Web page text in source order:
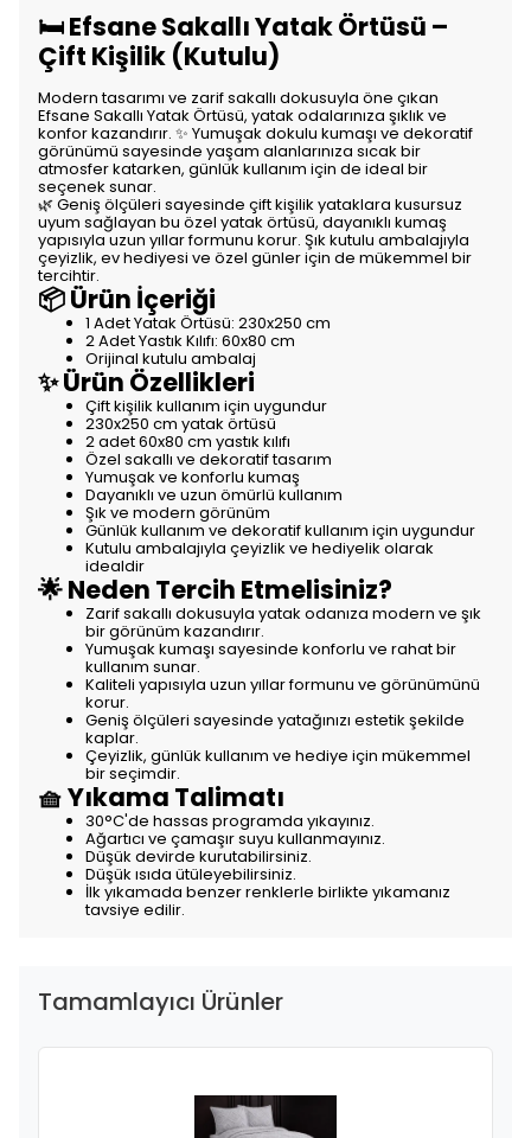
🛏️ Efsane Sakallı Yatak Örtüsü –
Çift Kişilik (Kutulu)
Modern tasarımı ve zarif sakallı dokusuyla öne çıkan
Efsane Sakallı Yatak Örtüsü, yatak odalarınıza şıklık ve
konfor kazandırır. ✨ Yumuşak dokulu kumaşı ve dekoratif
görünümü sayesinde yaşam alanlarınıza sıcak bir
atmosfer katarken, günlük kullanım için de ideal bir
seçenek sunar.
🌿 Geniş ölçüleri sayesinde çift kişilik yataklara kusursuz
uyum sağlayan bu özel yatak örtüsü, dayanıklı kumaş
yapısıyla uzun yıllar formunu korur. Şık kutulu ambalajıyla
çeyizlik, ev hediyesi ve özel günler için de mükemmel bir
tercihtir.
📦 Ürün İçeriği
1 Adet Yatak Örtüsü: 230x250 cm
2 Adet Yastık Kılıfı: 60x80 cm
Orijinal kutulu ambalaj
✨ Ürün Özellikleri
Çift kişilik kullanım için uygundur
230x250 cm yatak örtüsü
2 adet 60x80 cm yastık kılıfı
Özel sakallı ve dekoratif tasarım
Yumuşak ve konforlu kumaş
Dayanıklı ve uzun ömürlü kullanım
Şık ve modern görünüm
Günlük kullanım ve dekoratif kullanım için uygundur
Kutulu ambalajıyla çeyizlik ve hediyelik olarak
idealdir
🌟 Neden Tercih Etmelisiniz?
Zarif sakallı dokusuyla yatak odanıza modern ve şık
bir görünüm kazandırır.
Yumuşak kumaşı sayesinde konforlu ve rahat bir
kullanım sunar.
Kaliteli yapısıyla uzun yıllar formunu ve görünümünü
korur.
Geniş ölçüleri sayesinde yatağınızı estetik şekilde
kaplar.
Çeyizlik, günlük kullanım ve hediye için mükemmel
bir seçimdir.
🧺 Yıkama Talimatı
30°C'de hassas programda yıkayınız.
Ağartıcı ve çamaşır suyu kullanmayınız.
Düşük devirde kurutabilirsiniz.
Düşük ısıda ütüleyebilirsiniz.
İlk yıkamada benzer renklerle birlikte yıkamanız
tavsiye edilir.
Tamamlayıcı Ürünler